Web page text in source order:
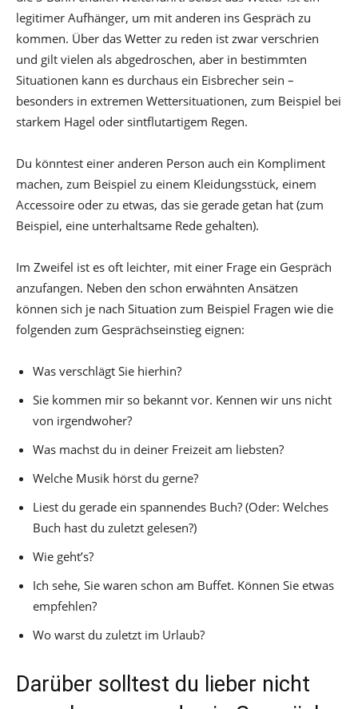
legitimer Aufhänger, um mit anderen ins Gespräch zu
kommen. Über das Wetter zu reden ist zwar verschrien
und gilt vielen als abgedroschen, aber in bestimmten
Situationen kann es durchaus ein Eisbrecher sein –
besonders in extremen Wettersituationen, zum Beispiel bei
starkem Hagel oder sintflutartigem Regen.
Du könntest einer anderen Person auch ein Kompliment
machen, zum Beispiel zu einem Kleidungsstück, einem
Accessoire oder zu etwas, das sie gerade getan hat (zum
Beispiel, eine unterhaltsame Rede gehalten).
Im Zweifel ist es oft leichter, mit einer Frage ein Gespräch
anzufangen. Neben den schon erwähnten Ansätzen
können sich je nach Situation zum Beispiel Fragen wie die
folgenden zum Gesprächseinstieg eignen:
Was verschlägt Sie hierhin?
Sie kommen mir so bekannt vor. Kennen wir uns nicht
von irgendwoher?
Was machst du in deiner Freizeit am liebsten?
Welche Musik hörst du gerne?
Liest du gerade ein spannendes Buch? (Oder: Welches
Buch hast du zuletzt gelesen?)
Wie geht’s?
Ich sehe, Sie waren schon am Buffet. Können Sie etwas
empfehlen?
Wo warst du zuletzt im Urlaub?
Darüber solltest du lieber nicht